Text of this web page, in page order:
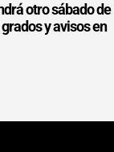
otro sábado de
y avisos en